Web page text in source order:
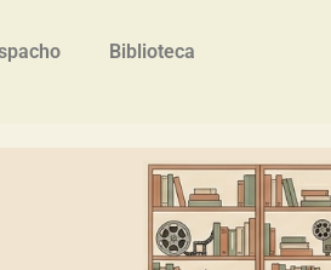
Biblioteca